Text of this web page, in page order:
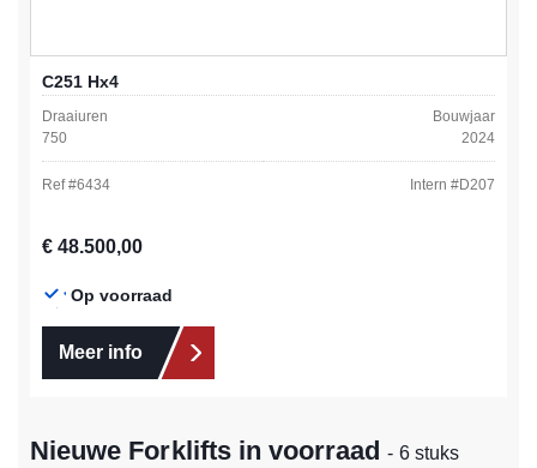
C251 Hx4
Draaiuren
750
Bouwjaar
2024
Ref #6434 Intern #D207
Normale prijs:
€ 48.500,00
Op voorraad
Meer info
Nieuwe Forklifts in voorraad- 6 stuks